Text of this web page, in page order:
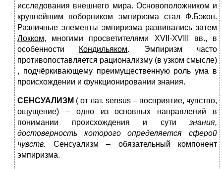
исследования внешнего мира. Основоположником и
крупнейшим поборником эмпиризма стал Ф.Бэкон.
Различные элементы эмпиризма развивались затем
Локком, многими просветителями XVII-XVIII вв., в
особенности Кондильяком. Эмпиризм часто
противопоставляется рационализму (в узком смысле)
, подчёркивающему преимущественную роль ума в
происхождении и функционировании знания.
СЕНСУАЛИЗМ ( от лат. sensus – восприятие, чувство,
ощущение) – одно из основных направлений в
понимании происхождения и сути знания,
достоверность которого определяется сферой
чувств. Сенсуализм – обязательный компонент
эмпиризма.